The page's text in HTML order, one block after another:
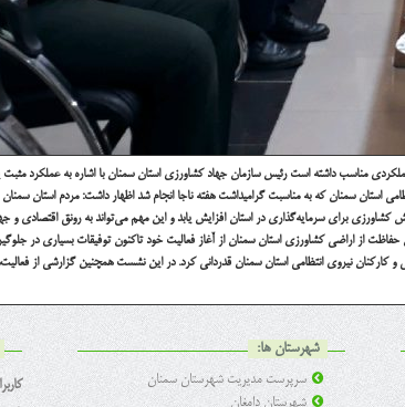
مناسب داشته است رئیس سازمان جهاد کشاورزی استان سمنان با اشاره به عملکرد
استان سمنان که به مناسبت گرامیداشت هفته ناجا انجام شد اظهار داشت: مردم استان
برای سرمایه‌گذاری در استان افزایش یابد و این مهم می‌تواند به رونق اقتصادی و
از اراضی کشاورزی استان سمنان از آغاز فعالیت خود تاکنون توفیقات بسیاری در
نیروی انتظامی استان سمنان قدردانی کرد. در این نشست همچنین گزارشی از
شهرستان ها:
سرپرست مدیریت شهرستان سمنان
شهرستان دامغان